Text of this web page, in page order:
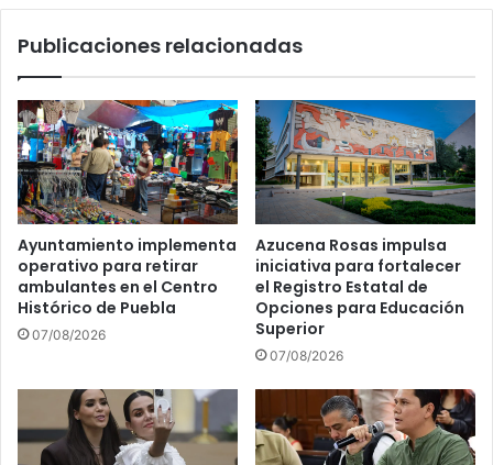
Publicaciones relacionadas
Ayuntamiento implementa
operativo para retirar
ambulantes en el Centro
Histórico de Puebla
07/08/2026
Azucena Rosas impulsa
iniciativa para fortalecer
el Registro Estatal de
Opciones para Educación
Superior
07/08/2026